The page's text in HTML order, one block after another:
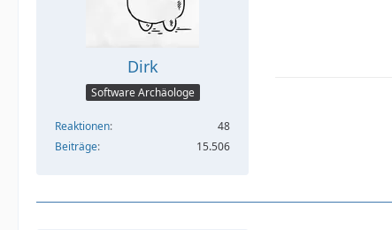
Dirk
Software Archäologe
Reaktionen
48
Beiträge
15.506